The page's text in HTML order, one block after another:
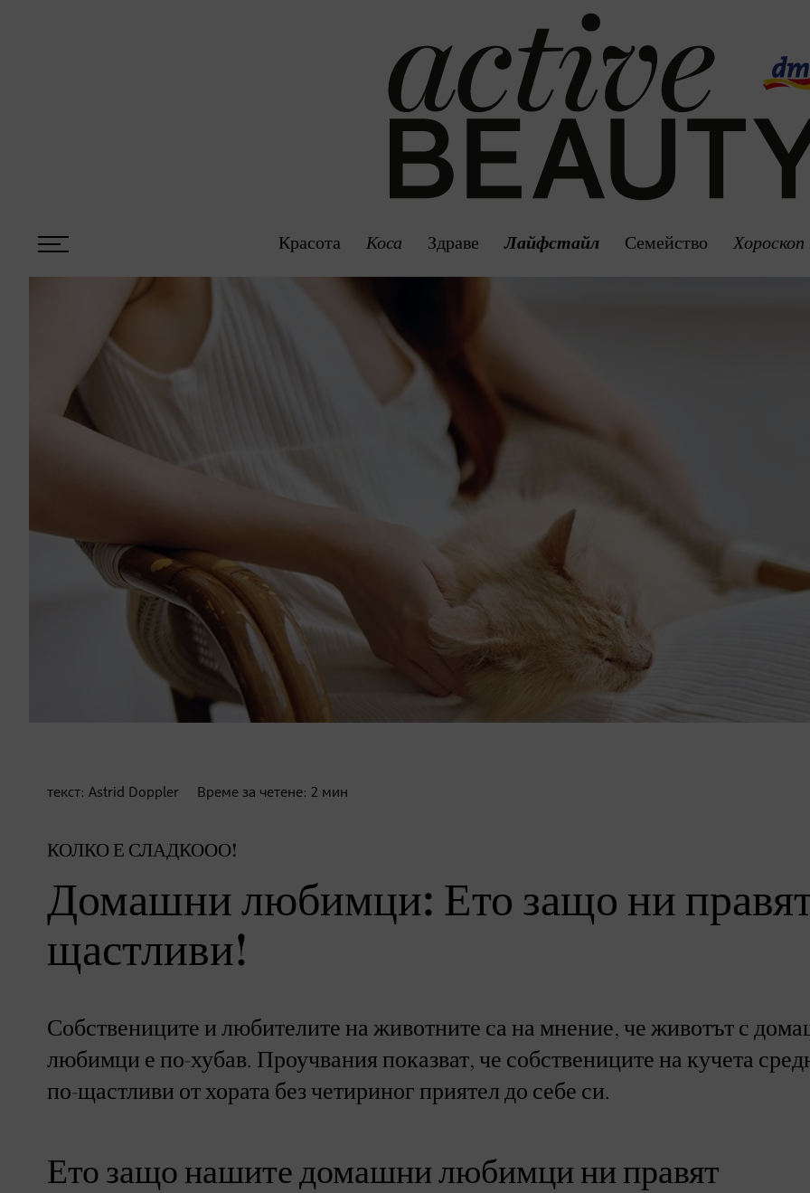
Красота Коса Здраве Лайфстайл Семейство Хороскоп
текст: Astrid Doppler Време за четене: 2 мин
КОЛКО Е СЛАДКООО!
Домашни любимци: Ето защо ни
щастливи!
Собствениците и любителите на животните са на мнение, че животът с
любимци е по-хубав. Проучвания показват, че собствениците на кучета
по-щастливи от хората без четириног приятел до себе си.
Ето защо нашите домашни любимци ни правят